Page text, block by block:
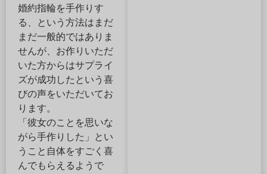
婚約指輪を手作りす
る、という方法はまだ
まだ一般的ではありま
せんが、お作りいただ
いた方からはサプライ
ズが成功したという喜
びの声をいただいてお
ります。
「彼女のことを思いな
がら手作りした」とい
うこと自体をすごく喜
んでもらえるようで